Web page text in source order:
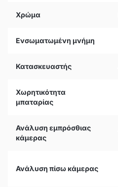
Χρώμα
Ενσωματωμένη μνήμη
Κατασκευαστής
Χωρητικότητα
μπαταρίας
Ανάλυση εμπρόσθιας
κάμερας
Ανάλυση πίσω κάμερας